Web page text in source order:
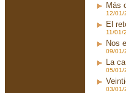
Más
12/
El
11/
Nos
09/01/
La
05/01/
03/01/